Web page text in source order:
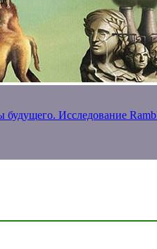
будущего. Исследование